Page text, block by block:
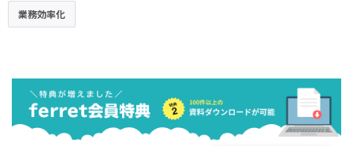
業務効率化